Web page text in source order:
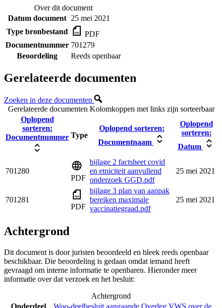
Over dit document
Datum document 25 mei 2021
Type bronbestand
PDF
Documentnummer 701279
Beoordeling
Reeds openbaar
Gerelateerde documenten
Zoeken in deze documenten
Gerelateerde documenten Kolomkoppen met links zijn sorteerbaar
Oplopend
sorteren:
Documentnummer Type
Oplopend sorteren:
Documentnaam
Oplopend
sorteren:
Datum
701280
PDF
bijlage 2 factsheet covid
en etniciteit aanvullend
onderzoek GGD.pdf
25 mei 2021
701281
PDF
bijlage 3 plan van aanpak
bereiken maximale
vaccinatiegraad.pdf
25 mei 2021
Achtergrond
Dit document is door juristen beoordeeld en bleek reeds openbaar
beschikbaar. Die beoordeling is gedaan omdat iemand heeft
gevraagd om interne informatie te openbaren. Hieronder meer
informatie over dat verzoek en het besluit:
Achtergrond